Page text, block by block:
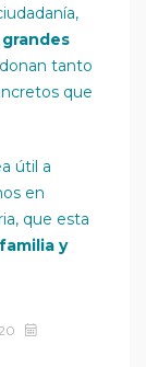
tanto
que
útil a
en
que esta
y